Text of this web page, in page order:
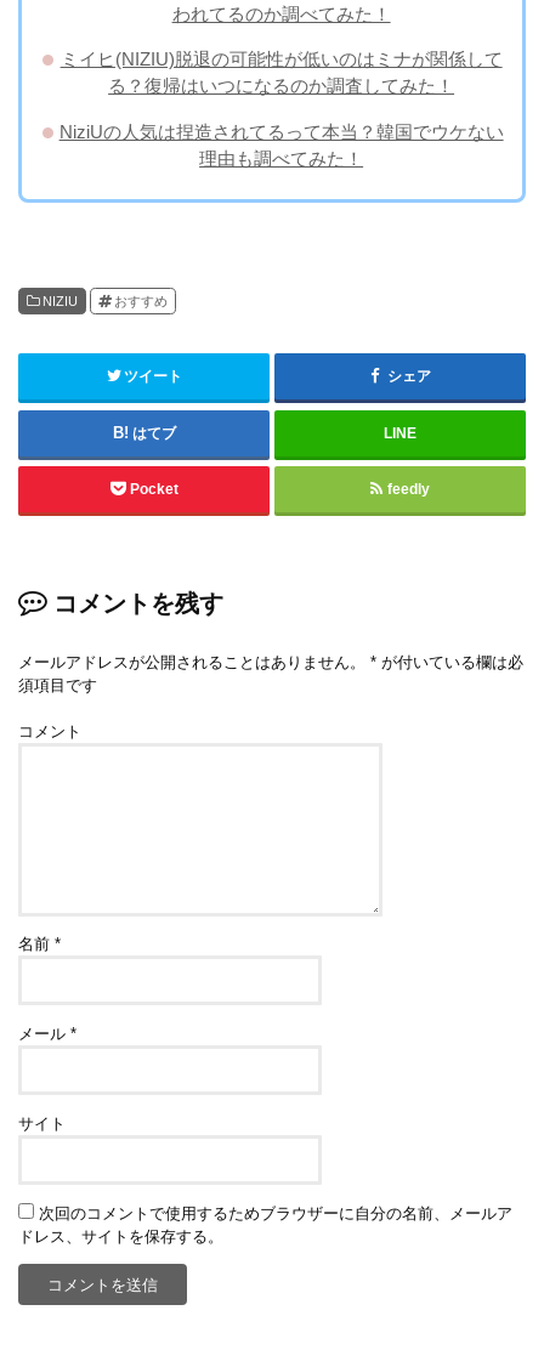
われてるのか調べてみた！
​ミイヒ(NIZIU)脱退の可能性が低いのはミナが関係して
る？復帰はいつになるのか調査してみた！
NiziUの人気は捏造されてるって本当？韓国でウケない
理由も調べてみた！
NIZIU おすすめ
ツイート シェア
はてブ LINE
Pocket feedly
コメントを残す
メールアドレスが公開されることはありません。 * が付いている欄は必
須項目です
コメント
名前*
メール*
サイト
次回のコメントで使用するためブラウザーに自分の名前、メールア
ドレス、サイトを保存する。